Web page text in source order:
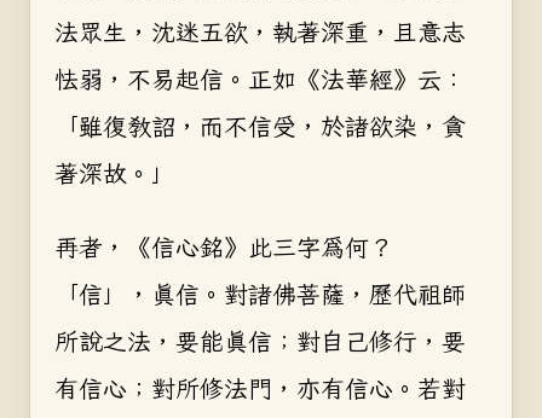
法眾生，沈迷五欲，執著深重，且意志
怯弱，不易起信。正如《法華經》云：
「雖復教詔，而不信受，於諸欲染，貪
著深故。」
再者，《信心銘》此三字為何？
「信」，真信。對諸佛菩薩，歷代祖師
所說之法，要能真信；對自己修行，要
有信心；對所修法門，亦有信心。若對